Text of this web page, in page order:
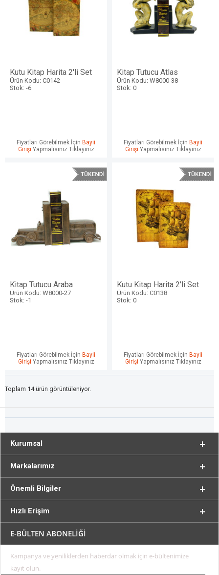
Kutu Kitap Harita 2'li Set
Ürün Kodu: C0142
Stok: -6
Fiyatları Görebilmek İçin Bayii
Girişi Yapmalısınız Tıklayınız
Kitap Tutucu Atlas
Ürün Kodu: W8000-38
Stok: 0
Fiyatları Görebilmek İçin Bayii
Girişi Yapmalısınız Tıklayınız
Kitap Tutucu Araba
Ürün Kodu: W8000-27
Stok: -1
Fiyatları Görebilmek İçin Bayii
Girişi Yapmalısınız Tıklayınız
Kutu Kitap Harita 2'li Set
Ürün Kodu: C0138
Stok: 0
Fiyatları Görebilmek İçin Bayii
Girişi Yapmalısınız Tıklayınız
Toplam 14 ürün görüntüleniyor.
Kurumsal
Markalarımız
Önemli Bilgiler
Hızlı Erişim
E-BÜLTEN ABONELİĞİ
Kampanya ve yeniliklerden haberdar olmak için e-bültenimize
kayıt olun.